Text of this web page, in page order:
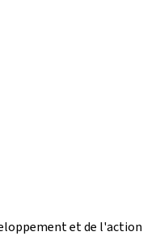
et de l'action